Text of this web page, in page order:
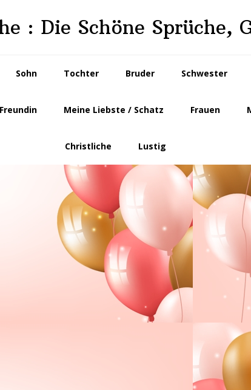
: Die Schöne Sprüche,
Sohn Tochter Bruder Schwester
Freundin Meine Liebste / Schatz Frauen
Christliche Lustig